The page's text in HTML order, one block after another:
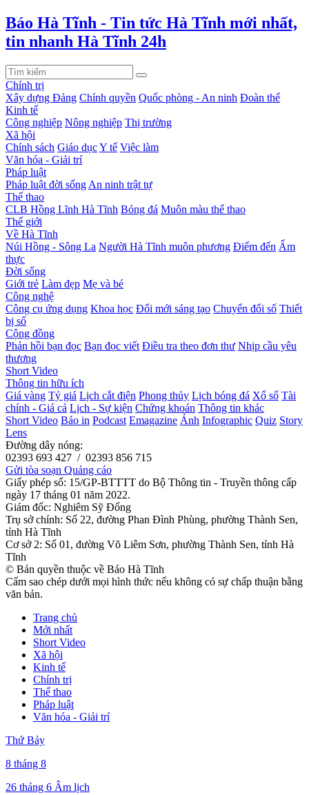
Báo Hà Tĩnh - Tin tức Hà Tĩnh mới nhất,
tin nhanh Hà Tĩnh 24h
Chính trị
Xây dựng Đảng Chính quyền Quốc phòng - An ninh Đoàn thể
Kinh tế
Công nghiệp Nông nghiệp Thị trường
Xã hội
Chính sách Giáo dụcY tế Việc làm
Văn hóa - Giải trí
Pháp luật
Pháp luật đời sống An ninh trật tự
Thể thao
CLB Hồng Lĩnh Hà Tĩnh Bóng đá Muôn màu thể thao
Thế giới
Về Hà Tĩnh
Núi Hồng - Sông La Người Hà Tĩnh muôn phương Điểm đến Ẩm
thực
Đời sống
Giới trẻ Làm đẹp Mẹ và bé
Công nghệ
Công cụ ứng dụng Khoa học Đổi mới sáng tạo Chuyển đổi số Thiết
bị số
Cộng đồng
Phản hồi bạn đọc Bạn đọc viết Điều tra theo đơn thư Nhịp cầu yêu
thương
Short Video
Thông tin hữu ích
Giá vàng Tỷ giá Lịch cắt điện Phong thủy Lịch bóng đá Xổ số Tài
chính - Giá cả Lịch - Sự kiện Chứng khoán Thông tin khác
Short Video Báo in Podcast Emagazine Ảnh Infographic Quiz Story
Lens
Đường dây nóng:
02393 693 427 / 02393 856 715
Gửi tòa soạn Quảng cáo
Giấy phép số: 15/GP-BTTTT do Bộ Thông tin - Truyền thông cấp
ngày 17 tháng 01 năm 2022.
Giám đốc: Nghiêm Sỹ Đống
Trụ sở chính: Số 22, đường Phan Đình Phùng, phường Thành Sen,
tỉnh Hà Tĩnh
Cơ sở 2: Số 01, đường Võ Liêm Sơn, phường Thành Sen, tỉnh Hà
Tĩnh
© Bản quyền thuộc về Báo Hà Tĩnh
Cấm sao chép dưới mọi hình thức nếu không có sự chấp thuận bằng
văn bản.
Trang chủ
Mới nhất
Short Video
Xã hội
Kinh tế
Chính trị
Thể thao
Pháp luật
Văn hóa - Giải trí
Thứ Bảy
8 tháng 8
26 tháng 6 Âm lịch